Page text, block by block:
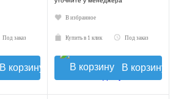
Под заказ
В корзину
В избранное
Купить в 1 клик Под заказ
В корзину